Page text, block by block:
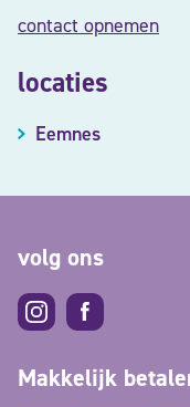
contact opnemen
locaties
Eemnes
volg ons
Makkelijk